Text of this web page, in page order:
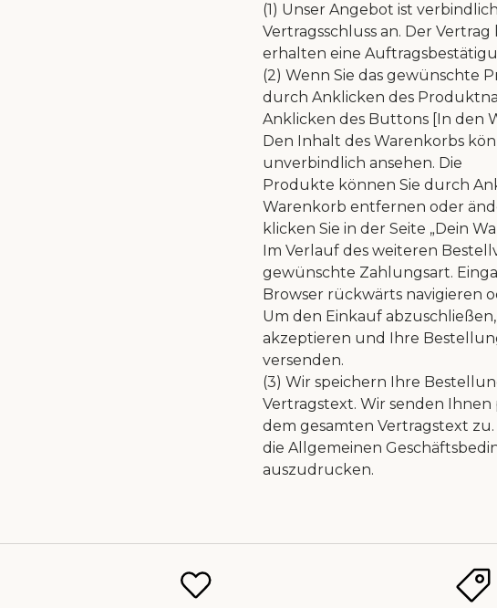
(1) Unser Angebot ist
Vertragsschluss an. Der
erhalten eine
(2) Wenn Sie das gewünschte
durch Anklicken des
Anklicken des Buttons [In den
Den Inhalt des Warenkorbs
unverbindlich ansehen. Die
Produkte können Sie durch
Warenkorb entfernen oder
klicken Sie in der Seite „Dein
Im Verlauf des weiteren
gewünschte Zahlungsart.
Browser rückwärts navigieren
Um den Einkauf
akzeptieren und Ihre
versenden.
(3) Wir speichern Ihre
Vertragstext. Wir senden Ihnen
dem gesamten Vertragstext
die Allgemeinen
auszudrucken.